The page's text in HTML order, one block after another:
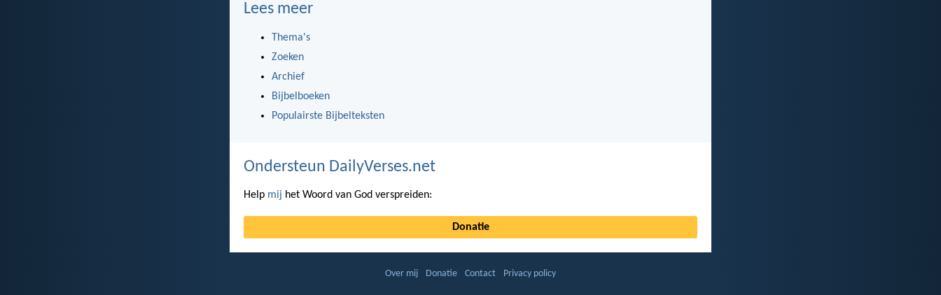
Lees meer
Thema's
Zoeken
Archief
Bijbelboeken
Populairste Bijbelteksten
Ondersteun DailyVerses.net
Help mij het Woord van God verspreiden:
Donatie
Over mij Donatie Contact Privacy policy